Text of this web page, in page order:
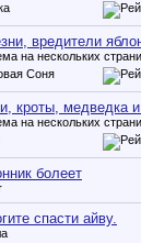
вредители
Соня
кроты, медведка и
болеет
спасти айву.